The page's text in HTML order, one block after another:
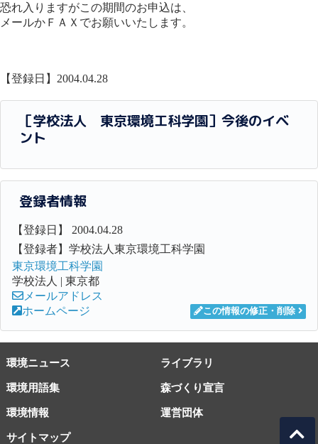
恐れ入りますがこの期間のお申込は、
メールかＦＡＸでお願いいたします。
【登録日】2004.04.28
［学校法人 東京環境工科学園］今後のイベ
ント
登録者情報
【登録日】 2004.04.28
【登録者】学校法人東京環境工科学園
東京環境工科学園
学校法人 | 東京都
メールアドレス
ホームページ
この情報の修正・削除
環境ニュース ライブラリ
環境用語集 森づくり宣言
環境情報
サイトマップ
運営団体